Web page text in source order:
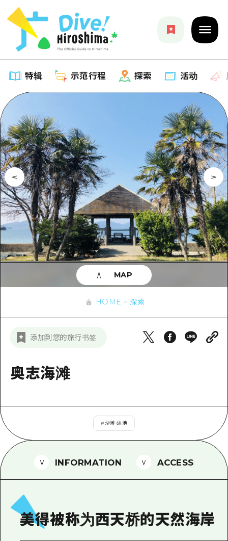
特辑 示范行程 探索 活动
特辑
列表
推荐
艺术
活动·庙会
美食·酒水
骑自行车
购物
运动
夜晚生活
标准
治愈
示范行程
列表
Dive!Hiroshima官方向导
广岛随意旅行
广岛市内
安艺
答对了
宫岛周边
短途旅行
一日游
1晚2天
2晚3天
探索
列表
广岛市内
安艺
答對了
美北
东山口
活动
应时信息
有用的信息
列表
超值的游览门票
广岛免费无线上网
常见问题解答
新闻
HOME 探索
添加到您的旅行书签
奥志海滩
# 沙滩·泳池
MAP
INFORMATION ACCESS
美得被称为西天桥的天然海岸